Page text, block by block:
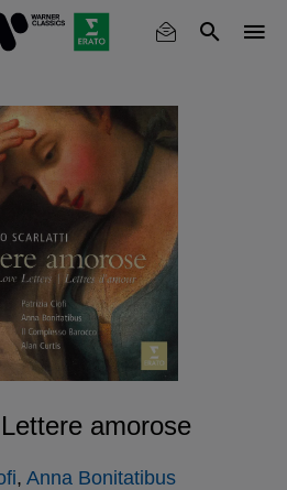
amorose
, Anna Bonitatibus